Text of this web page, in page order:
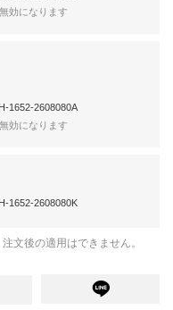
効になります
1652-2608080A
効になります
1652-2608080K
文後の適用はできません。